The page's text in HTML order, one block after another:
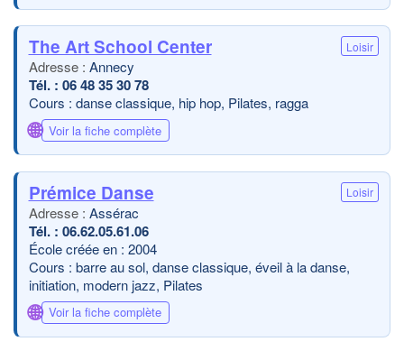
The Art School Center Loisir
Annecy
06 48 35 30 78
Cours : danse classique, hip hop, Pilates, ragga
🌐 Voir la fiche complète
Prémice Danse Loisir
Assérac
06.62.05.61.06
École créée en : 2004
Cours : barre au sol, danse classique, éveil à la danse,
initiation, modern jazz, Pilates
🌐 Voir la fiche complète